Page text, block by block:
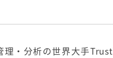
・分析の世界大手